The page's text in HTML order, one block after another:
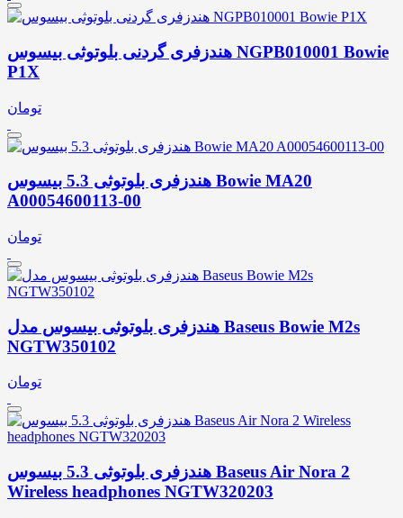
هندزفری گردنی بلوتوثی بیسوس NGPB010001 Bowie
P1X
تومان
هندزفری بلوتوثی 5.3 بیسوس Bowie MA20
A00054600113-00
تومان
هندزفری بلوتوثی بیسوس مدل Baseus Bowie M2s
NGTW350102
تومان
هندزفری بلوتوثی 5.3 بیسوس Baseus Air Nora 2
Wireless headphones NGTW320203